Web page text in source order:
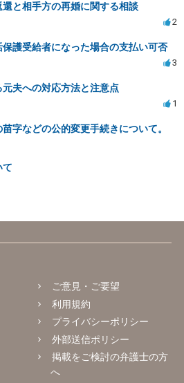
と相手方の再婚に関する相談
2
護受給者になった場合の支払い可否
3
夫への対応方法と注意点
1
字などの公的変更手続きについて。
て
ご意見・ご要望
利用規約
プライバシーポリシー
外部送信ポリシー
掲載をご検討の弁護士の方
へ